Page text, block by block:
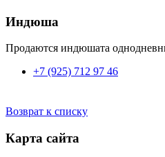
Индюша
Продаются индюшата
+7 (925) 712 97 46
Возврат к списку
Карта сайта